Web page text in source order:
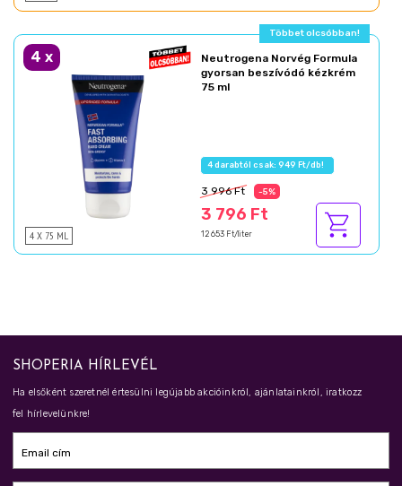
Többet olcsóbban!
4 x
4 X 75 ML
Neutrogena Norvég Formula
gyorsan beszívódó kézkrém
75 ml
4 darabtól csak: 949 Ft/db!
3 996 Ft -5%
3 796 Ft
12 653 Ft/liter
SHOPERIA HÍRLEVÉL
Ha elsőként szeretnél értesülni legújabb akcióinkról, ajánlatainkról, iratkozz
fel hírlevelünkre!
Email cím